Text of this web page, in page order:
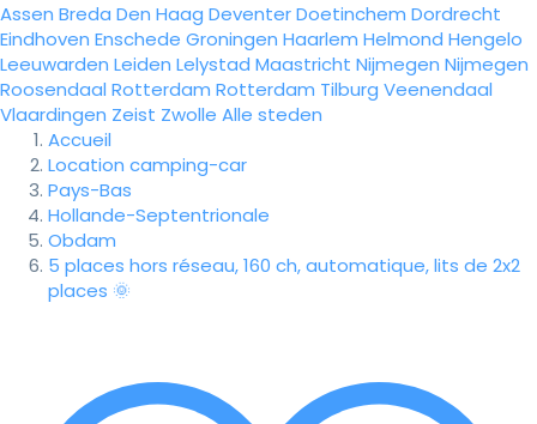
Assen Breda Den Haag DeventerDoetinchem Dordrecht
Eindhoven Enschede Groningen Haarlem Helmond Hengelo
Leeuwarden Leiden Lelystad Maastricht Nijmegen Nijmegen
Roosendaal Rotterdam Rotterdam Tilburg Veenendaal
Vlaardingen Zeist Zwolle Alle steden
Accueil
Location camping-car
Pays-Bas
Hollande-Septentrionale
Obdam
5 places hors réseau, 160 ch, automatique, lits de 2x2
places 🌞